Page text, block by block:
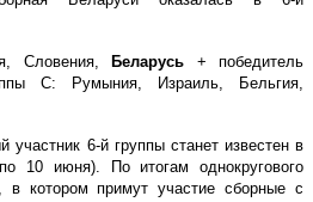
Словения, Беларусь + победитель
С: Румыния, Израиль, Бельгия,
участник 6-й группы станет известен в
10 июня). По итогам однокругового
в котором примут участие сборные с